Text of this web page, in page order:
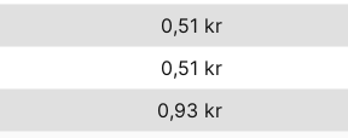
0,51 kr
0,51 kr
0,93 kr